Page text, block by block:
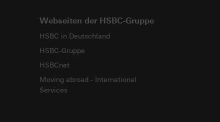
Webseiten der HSBC-Gruppe
HSBC in Deutschland
HSBC-Gruppe
HSBCnet
Moving abroad - International
Services